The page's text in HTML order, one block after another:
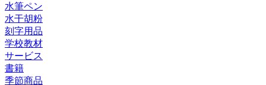
水筆ペン
水干胡粉
刻字用品
学校教材
サービス
書籍
季節商品